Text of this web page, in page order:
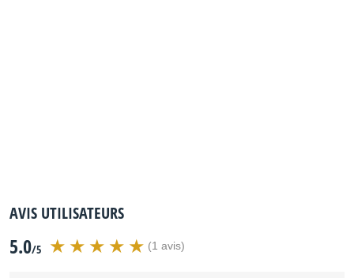
AVIS UTILISATEURS
5.0/5 (1 avis)